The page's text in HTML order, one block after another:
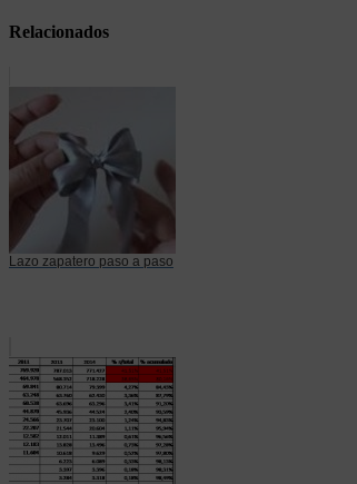
Relacionados
Lazo zapatero paso a paso